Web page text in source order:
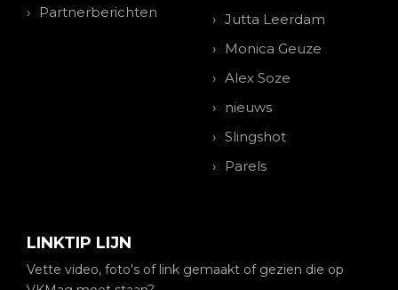
Partnerberichten
Jutta Leerdam
Monica Geuze
Alex Soze
nieuws
Slingshot
Parels
LINKTIP LIJN
Vette video, foto's of link gemaakt of gezien die op